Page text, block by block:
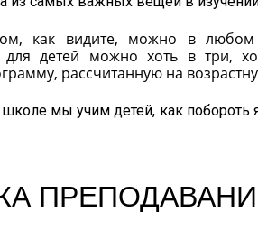
как видите, можно в любом
для детей можно хоть в три,
рассчитанную на
мы учим детей, как побороть
ПРЕПОДАВАНИЯ